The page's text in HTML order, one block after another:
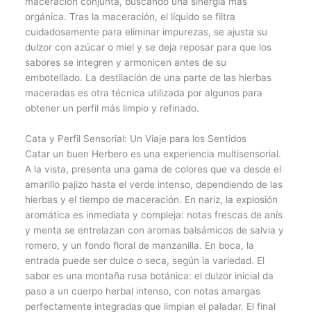
orgánica. Tras la maceración, el líquido se filtra
cuidadosamente para eliminar impurezas, se ajusta su
dulzor con azúcar o miel y se deja reposar para que los
sabores se integren y armonicen antes de su
embotellado. La destilación de una parte de las hierbas
maceradas es otra técnica utilizada por algunos para
obtener un perfil más limpio y refinado.
Cata y Perfil Sensorial: Un Viaje para los Sentidos
Catar un buen Herbero es una experiencia multisensorial.
A la vista, presenta una gama de colores que va desde el
amarillo pajizo hasta el verde intenso, dependiendo de las
hierbas y el tiempo de maceración. En nariz, la explosión
aromática es inmediata y compleja: notas frescas de anís
y menta se entrelazan con aromas balsámicos de salvia y
romero, y un fondo floral de manzanilla. En boca, la
entrada puede ser dulce o seca, según la variedad. El
sabor es una montaña rusa botánica: el dulzor inicial da
paso a un cuerpo herbal intenso, con notas amargas
perfectamente integradas que limpian el paladar. El final